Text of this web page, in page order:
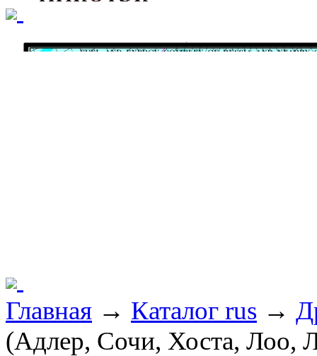
Главная → Каталог rus →
(Адлер, Сочи, Хоста, Лоо,